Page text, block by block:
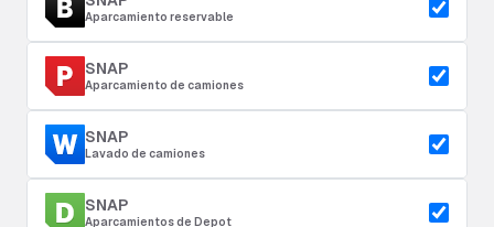
Aparcamiento reservable
SNAP
Aparcamiento de camiones
SNAP
Lavado de camiones
SNAP
Aparcamientos de Depot